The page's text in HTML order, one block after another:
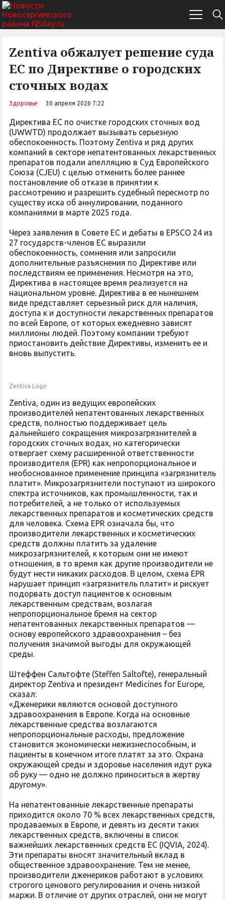
Zentiva обжалует решение суда
ЕС по Директиве о городских
сточных водах
Здоровье 30 апреля 2026 7:22
Директива ЕС по очистке городских сточных вод
(UWWTD) продолжает вызывать серьезную
обеспокоенность. Поэтому Zentiva и ряд других
компаний в секторе непатентованных лекарственных
препаратов подали апелляцию в Суд Европейского
Союза (CJEU) с целью отменить более раннее
постановление об отказе в принятии к
рассмотрению и разрешить судебный пересмотр по
существу иска об аннулировании, поданного
компаниями в марте 2025 года.
Через заявления в Совете ЕС и дебаты в EPSCO 24 из
27 государств-членов ЕС выразили
обеспокоенность, сомнения или запросили
дополнительные разъяснения по Директиве или
последствиям ее применения. Несмотря на это,
Директива в настоящее время реализуется на
национальном уровне. Директива в ее нынешнем
виде представляет серьезный риск для наличия,
доступа к и доступности лекарственных препаратов
по всей Европе, от которых ежедневно зависят
миллионы людей. Поэтому компании требуют
приостановить действие Директивы, изменить ее и
вновь выпустить.
Zentiva Logo
Zentiva, один из ведущих европейских
производителей непатентованных лекарственных
средств, полностью поддерживает цель
дальнейшего сокращения микрозагрязнителей в
городских сточных водах, но категорически
отвергает схему расширенной ответственности
производителя (EPR) как непропорциональное и
необоснованное применение принципа «загрязнитель
платит». Микрозагрязнители поступают из широкого
спектра источников, как промышленности, так и
потребителей, а не только от используемых
лекарственных препаратов и косметических средств
для человека. Схема EPR означала бы, что
производители лекарственных и косметических
средств должны платить за удаление
микрозагрязнителей, к которым они не имеют
отношения, в то время как другие производители не
будут нести никаких расходов. В целом, схема EPR
нарушает принцип «загрязнитель платит» и рискует
подорвать доступ пациентов к основным
лекарственным средствам, возлагая
непропорциональное бремя на сектор
непатентованных лекарственных препаратов —
основу европейского здравоохранения – без
получения значимой выгоды для окружающей
среды.
Штеффен Сальтофте (Steffen Saltofte), генеральный
директор Zentiva и президент Medicines for Europe,
сказал:
«Дженерики являются основой доступного
здравоохранения в Европе. Когда на основные
лекарственные средства возлагаются
непропорциональные расходы, предложение
становится экономически нежизнеспособным, и
пациенты в конечном итоге платят за это. Охрана
окружающей среды и здоровье населения идут рука
об руку — одно не должно приноситься в жертву
другому».
На непатентованные лекарственные препараты
приходится около 70 % всех лекарственных средств,
продаваемых в Европе, и девять из десяти таких
лекарственных средств, включены в список
важнейших лекарственных средств ЕС (IQVIA, 2024).
Эти препараты вносят значительный вклад в
общественное здравоохранение. Тем не менее,
производители дженериков работают в условиях
строгого ценового регулирования и очень низкой
маржи. В отличие от других отраслей, они не могут